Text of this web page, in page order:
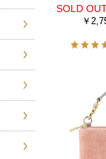
￥